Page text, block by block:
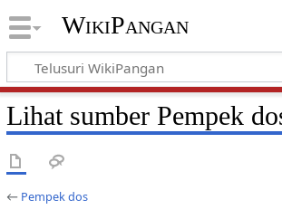
WikiPangan
Lihat sumber Pempek
← Pempek dos